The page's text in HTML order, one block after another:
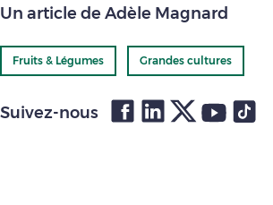
Un article de Adèle Magnard
Fruits & Légumes Grandes cultures
Suivez-nous